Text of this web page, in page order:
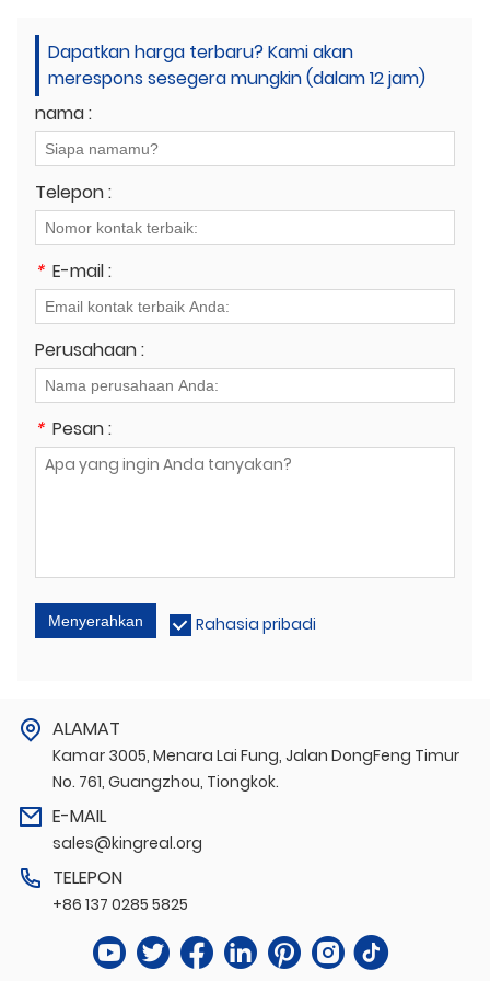
Dapatkan harga terbaru? Kami akan
merespons sesegera mungkin (dalam 12 jam)
nama :
Telepon :
* E-mail :
Perusahaan :
* Pesan :
Menyerahkan Rahasia pribadi
ALAMAT
Kamar 3005, Menara Lai Fung, Jalan DongFeng Timur
No. 761, Guangzhou, Tiongkok.
E-MAIL
sales@kingreal.org
TELEPON
+86 137 0285 5825